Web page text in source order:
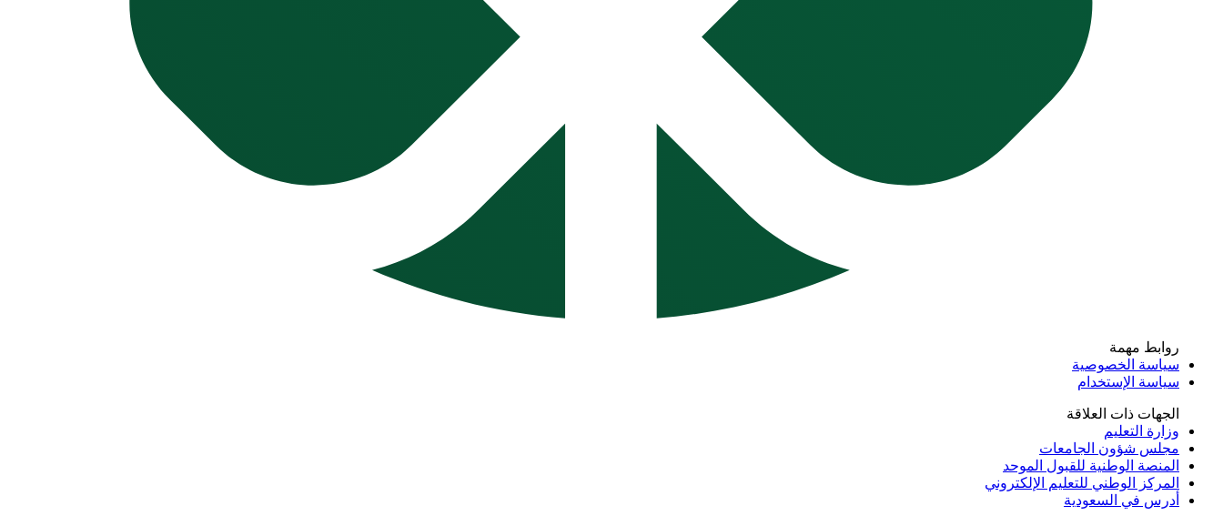
روابط مهمة
سياسة الخصوصية
سياسة الإستخدام
الجهات ذات العلاقة
وزارة التعليم
مجلس شؤون الجامعات
المنصة الوطنية للقبول الموحد
المركز الوطني للتعليم الإلكتروني
أدرس في السعودية